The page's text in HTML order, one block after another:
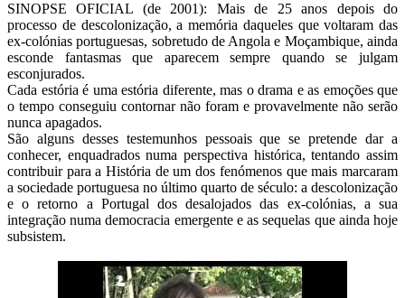
SINOPSE OFICIAL (de 2001): Mais de 25 anos depois do
processo de descolonização, a memória daqueles que voltaram das
ex-colónias portuguesas, sobretudo de Angola e Moçambique, ainda
esconde fantasmas que aparecem sempre quando se julgam
esconjurados.
Cada estória é uma estória diferente, mas o drama e as emoções que
o tempo conseguiu contornar não foram e provavelmente não serão
nunca apagados.
São alguns desses testemunhos pessoais que se pretende dar a
conhecer, enquadrados numa perspectiva histórica, tentando assim
contribuir para a História de um dos fenómenos que mais marcaram
a sociedade portuguesa no último quarto de século: a descolonização
e o retorno a Portugal dos desalojados das ex-colónias, a sua
integração numa democracia emergente e as sequelas que ainda hoje
subsistem.